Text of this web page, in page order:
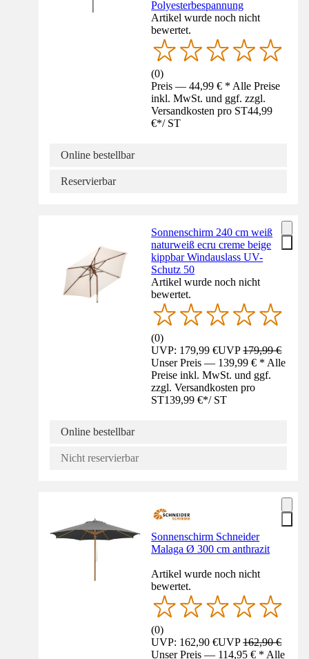
Polyesterbespannung
Artikel wurde noch nicht
bewertet.
(0)
Preis — 44,99 € * Alle Preise
inkl. MwSt. und ggf. zzgl.
Versandkosten pro ST44,99
€*/ ST
Online bestellbar
Reservierbar
Sonnenschirm 240 cm weiß
naturweiß ecru creme beige
kippbar Windauslass UV-
Schutz 50
Artikel wurde noch nicht
bewertet.
(0)
UVP: 179,99 €UVP179,99 €
Unser Preis — 139,99 € * Alle
Preise inkl. MwSt. und ggf.
zzgl. Versandkosten pro
ST139,99 €*/ ST
Online bestellbar
Nicht reservierbar
Sonnenschirm Schneider
Malaga Ø 300 cm anthrazit
Artikel wurde noch nicht
bewertet.
(0)
UVP: 162,90 €UVP162,90 €
Unser Preis — 114,95 € * Alle